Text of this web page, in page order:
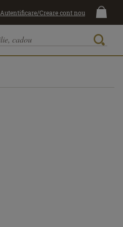
Autentificare/Creare cont nou